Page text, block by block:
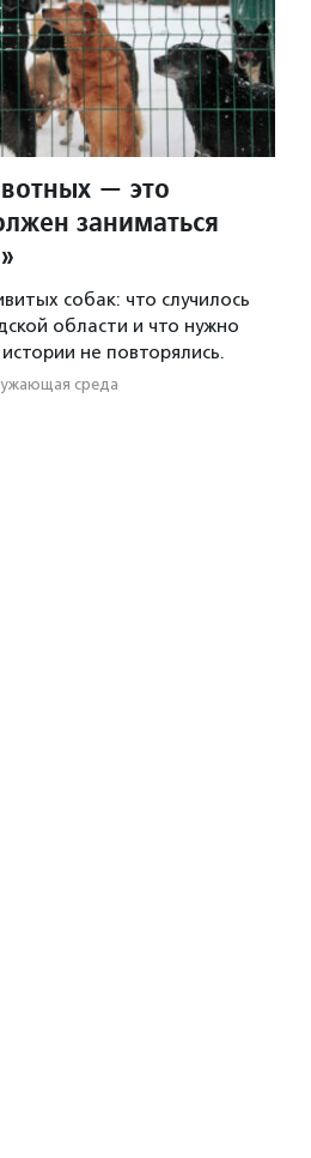
— это
заниматься
собак: что случилось
области и что нужно
не повторялись.
среда